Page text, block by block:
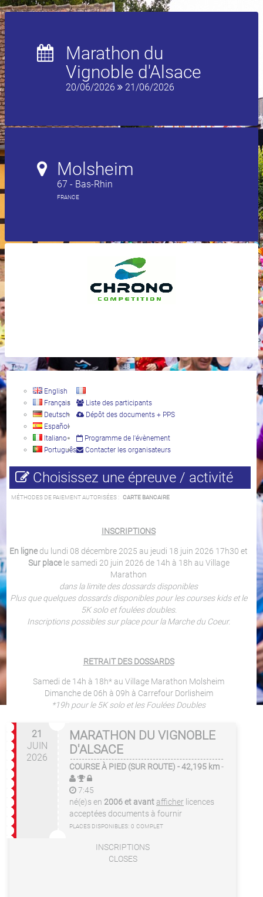
Marathon du
Vignoble d'Alsace
20/06/2026 21/06/2026
Molsheim
67 - Bas-Rhin
FRANCE
English
Français
Deutsch
Español
Italiano
Português
Liste des participants
Dépôt des documents + PPS
Programme de l'évènement
Contacter les organisateurs
Choisissez une épreuve / activité
MÉTHODES DE PAIEMENT AUTORISÉES : CARTE BANCAIRE
INSCRIPTIONS
En lignedu lundi 08 décembre 2025 au jeudi 18 juin 2026 17h30 et
Sur placele samedi 20 juin 2026 de 14h à 18h au Village
Marathon
dans la limite des dossards disponibles
Plus que quelques dossards disponibles pour les courses kids et le
5K solo et foulées doubles.
Inscriptions possibles sur place pour la Marche du Coeur.
RETRAIT DES DOSSARDS
Samedi de 14h à 18h* au Village Marathon Molsheim
Dimanche de 06h à 09h à Carrefour Dorlisheim
*19h pour le 5K solo et les Foulées Doubles
21
JUIN
2026
MARATHON DU VIGNOBLE
D'ALSACE
COURSE À PIED (SUR ROUTE) - 42,195 km-
7:45
né(e)s en 2006 et avantafficher licences
acceptées documents à fournir
PLACES DISPONIBLES: 0 COMPLET
INSCRIPTIONS
CLOSES